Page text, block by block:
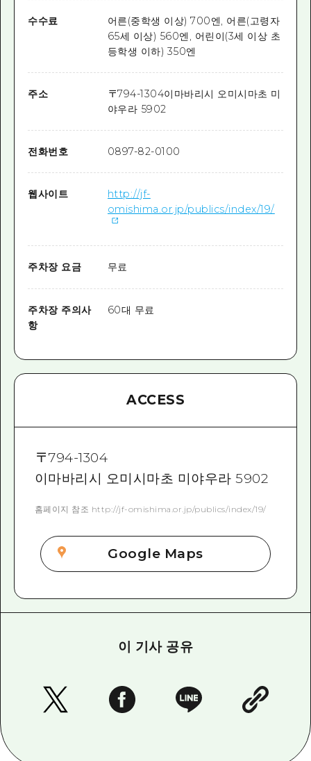
수수료
어른(중학생 이상) 700엔, 어른(고령자
65세 이상) 560엔, 어린이(3세 이상 초
등학생 이하) 350엔
주소 〒794-1304이마바리시 오미시마초 미
야우라 5902
전화번호 0897-82-0100
웹사이트
http://jf-
omishima.or.jp/publics/index/19/
주차장 요금 무료
주차장 주의사
항
60대 무료
ACCESS
〒794-1304
이마바리시 오미시마초 미야우라 5902
홈페이지 참조 http://jf-omishima.or.jp/publics/index/19/
Google Maps
이 기사 공유